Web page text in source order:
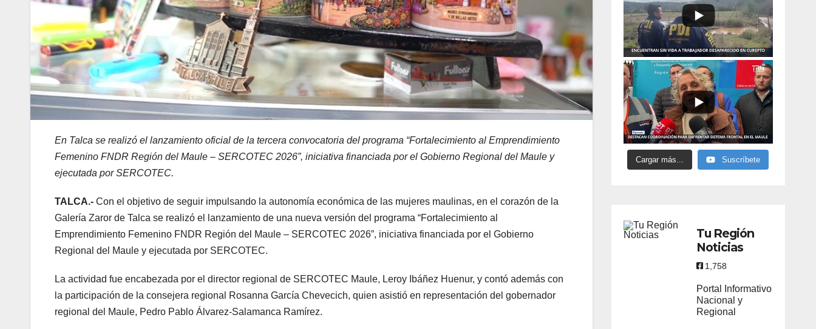
En Talca se realizó el lanzamiento oficial de la tercera convocatoria del programa “Fortalecimiento al Emprendimiento
Femenino FNDR Región del Maule – SERCOTEC 2026”, iniciativa financiada por el Gobierno Regional del Maule y
ejecutada por SERCOTEC.
TALCA.- Con el objetivo de seguir impulsando la autonomía económica de las mujeres maulinas, en el corazón de la
Galería Zaror de Talca se realizó el lanzamiento de una nueva versión del programa “Fortalecimiento al
Emprendimiento Femenino FNDR Región del Maule – SERCOTEC 2026”, iniciativa financiada por el Gobierno
Regional del Maule y ejecutada por SERCOTEC.
La actividad fue encabezada por el director regional de SERCOTEC Maule, Leroy Ibáñez Huenur, y contó además con
la participación de la consejera regional Rosanna García Chevecich, quien asistió en representación del gobernador
regional del Maule, Pedro Pablo Álvarez-Salamanca Ramírez.
Cargar más... Suscríbete
Tu Región
Noticias
1,758
Portal Informativo
Nacional y
Regional